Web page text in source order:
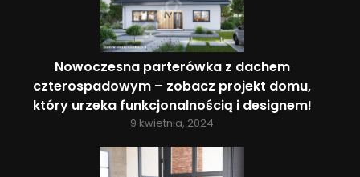
Nowoczesna parterówka z dachem
czterospadowym – zobacz projekt domu,
który urzeka funkcjonalnością i designem!
9 kwietnia, 2024